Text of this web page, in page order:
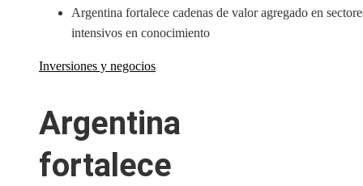
Argentina fortalece cadenas de valor agregado en
intensivos en conocimiento
Inversiones y negocios
Argentina
fortalece